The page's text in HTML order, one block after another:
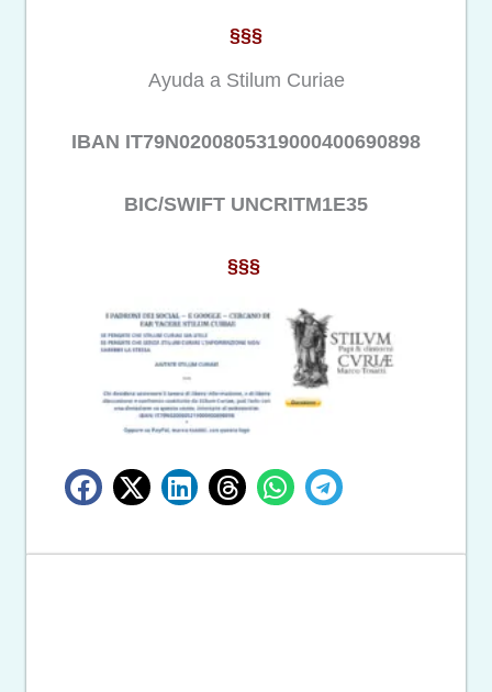
§§§
Ayuda a Stilum Curiae
IBAN IT79N0200805319000400690898
BIC/SWIFT UNCRITM1E35
§§§